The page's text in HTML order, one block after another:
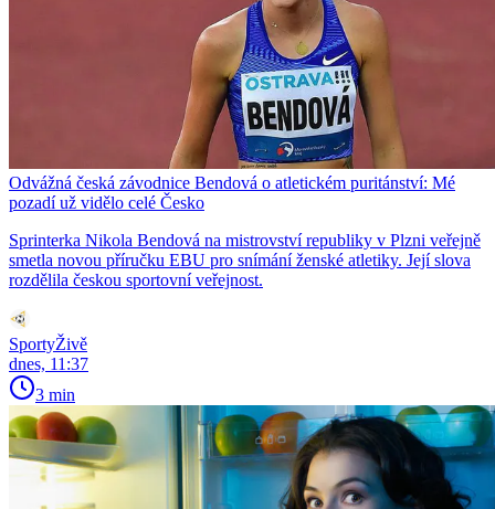
Odvážná česká závodnice Bendová o atletickém puritánství: Mé
pozadí už vidělo celé Česko
Sprinterka Nikola Bendová na mistrovství republiky v Plzni veřejně
smetla novou příručku EBU pro snímání ženské atletiky. Její slova
rozdělila českou sportovní veřejnost.
SportyŽivě
dnes, 11:37
3 min